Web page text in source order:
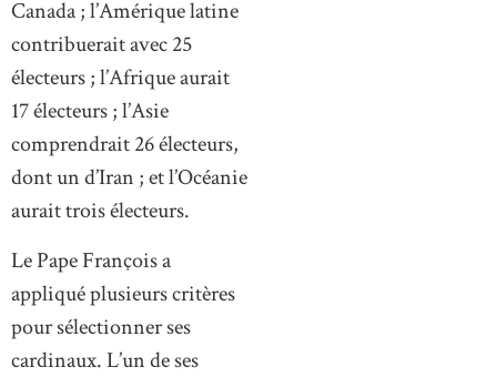
Canada ; l’Amérique latine
contribuerait avec 25
électeurs ; l’Afrique aurait
17 électeurs ; l’Asie
comprendrait 26 électeurs,
dont un d’Iran ; et l’Océanie
aurait trois électeurs.
Le Pape François a
appliqué plusieurs critères
pour sélectionner ses
cardinaux. L’un de ses